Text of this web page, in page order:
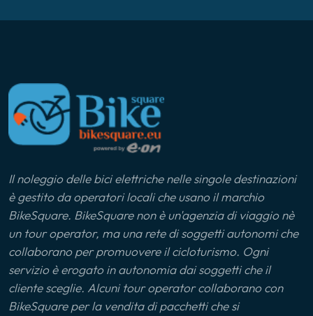
Il noleggio delle bici elettriche nelle singole destinazioni
è gestito da operatori locali che usano il marchio
BikeSquare. BikeSquare non è un'agenzia di viaggio nè
un tour operator, ma una rete di soggetti autonomi che
collaborano per promuovere il cicloturismo. Ogni
servizio è erogato in autonomia dai soggetti che il
cliente sceglie. Alcuni tour operator collaborano con
BikeSquare per la vendita di pacchetti che si